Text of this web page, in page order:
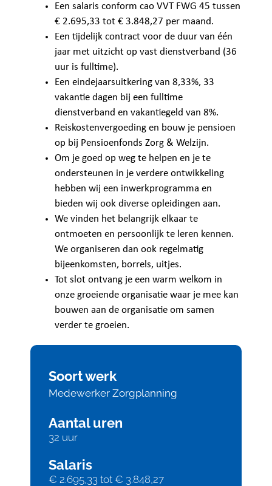
Een salaris conform cao VVT FWG 45 tussen
€ 2.695,33 tot € 3.848,27 per maand.
Een tijdelijk contract voor de duur van één
jaar met uitzicht op vast dienstverband (36
uur is fulltime).
Een eindejaarsuitkering van 8,33%, 33
vakantie dagen bij een fulltime
dienstverband en vakantiegeld van 8%.
Reiskostenvergoeding en bouw je pensioen
op bij Pensioenfonds Zorg & Welzijn.
Om je goed op weg te helpen en je te
ondersteunen in je verdere ontwikkeling
hebben wij een inwerkprogramma en
bieden wij ook diverse opleidingen aan.
We vinden het belangrijk elkaar te
ontmoeten en persoonlijk te leren kennen.
We organiseren dan ook regelmatig
bijeenkomsten, borrels, uitjes.
Tot slot ontvang je een warm welkom in
onze groeiende organisatie waar je mee kan
bouwen aan de organisatie om samen
verder te groeien.
Soort werk
Medewerker Zorgplanning
Aantal uren
32 uur
Salaris
€ 2.695,33 tot € 3.848,27